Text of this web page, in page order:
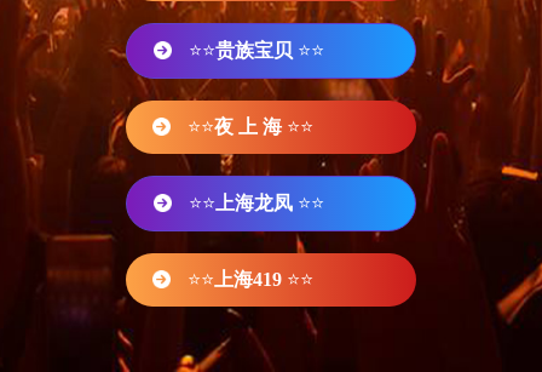
⭐⭐贵族宝贝 ⭐⭐
⭐⭐夜 上 海 ⭐⭐
⭐⭐ 上海龙凤 ⭐⭐
⭐⭐ 上海419 ⭐⭐